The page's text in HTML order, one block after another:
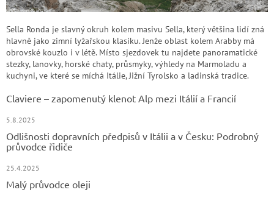
Sella Ronda je slavný okruh kolem masivu Sella, který většina lidí zná
hlavně jako zimní lyžařskou klasiku. Jenže oblast kolem Arabby má
obrovské kouzlo i v létě. Místo sjezdovek tu najdete panoramatické
stezky, lanovky, horské chaty, průsmyky, výhledy na Marmoladu a
kuchyni, ve které se míchá Itálie, Jižní Tyrolsko a ladinská tradice.
Claviere – zapomenutý klenot Alp mezi Itálií a Francií
5.8.2025
Odlišnosti dopravních předpisů v Itálii a v Česku: Podrobný
průvodce řidiče
25.4.2025
Malý průvodce oleji